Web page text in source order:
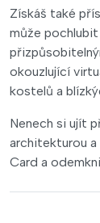
Získáš také
může pochlubit
okouzlující
kostelů a
Nenech si ujít
architekturou a
Card a